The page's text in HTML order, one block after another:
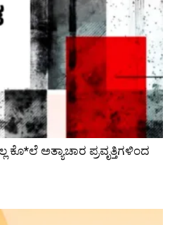
ಅತ್ಯಾಚಾರ ಪ್ರವೃತ್ತಿಗಳಿಂದ